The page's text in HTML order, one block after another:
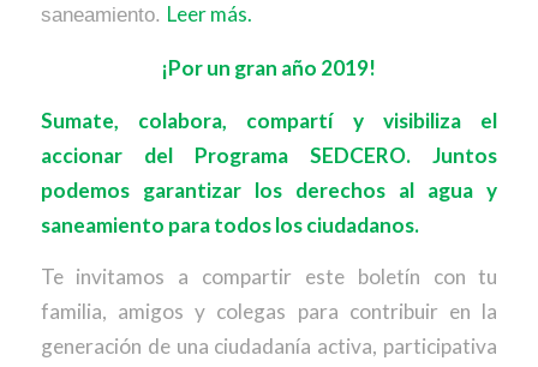
saneamiento. Leer más.
¡Por un gran año 2019!
Sumate, colabora, compartí y visibiliza el
accionar del Programa SEDCERO. Juntos
podemos garantizar los derechos al agua y
saneamiento para todos los ciudadanos.
Te invitamos a compartir este boletín con tu
familia, amigos y colegas para contribuir en la
generación de una ciudadanía activa, participativa